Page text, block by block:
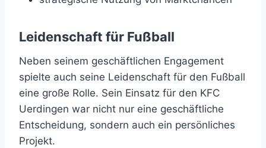
Leidenschaft für Fußball
Neben seinem geschäftlichen Engagement
spielte auch seine Leidenschaft für den Fußball
eine große Rolle. Sein Einsatz für den KFC
Uerdingen war nicht nur eine geschäftliche
Entscheidung, sondern auch ein persönliches
Projekt.